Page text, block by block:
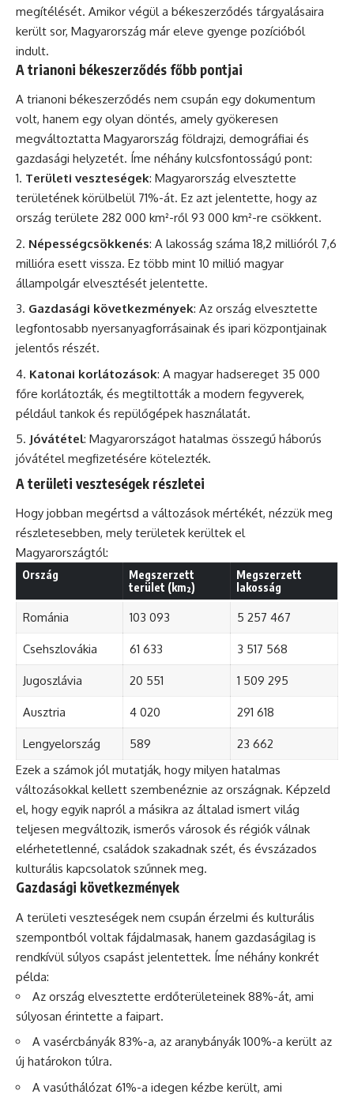
megítélését. Amikor végül a békeszerződés tárgyalásaira
került sor, Magyarország már eleve gyenge pozícióból
indult.
A trianoni békeszerződés főbb pontjai
A trianoni békeszerződés nem csupán egy dokumentum
volt, hanem egy olyan döntés, amely gyökeresen
megváltoztatta Magyarország földrajzi, demográfiai és
gazdasági helyzetét. Íme néhány kulcsfontosságú pont:
Területi veszteségek: Magyarország elvesztette
területének körülbelül 71%-át. Ez azt jelentette, hogy az
ország területe 282 000 km²-ről 93 000 km²-re csökkent.
Népességcsökkenés: A lakosság száma 18,2 millióról 7,6
millióra esett vissza. Ez több mint 10 millió magyar
állampolgár elvesztését jelentette.
Gazdasági következmények: Az ország elvesztette
legfontosabb nyersanyagforrásainak és ipari központjainak
jelentős részét.
Katonai korlátozások: A magyar hadsereget 35 000
főre korlátozták, és megtiltották a modern fegyverek,
például tankok és repülőgépek használatát.
Jóvátétel: Magyarországot hatalmas összegű háborús
jóvátétel megfizetésére kötelezték.
A területi veszteségek részletei
Hogy jobban megértsd a változások mértékét, nézzük meg
részletesebben, mely területek kerültek el
Magyarországtól:
Ország
Megszerzett
terület (km²)
Megszerzett
lakosság
Románia 103 093 5 257 467
Csehszlovákia 61 633 3 517 568
Jugoszlávia 20 551 1 509 295
Ausztria 4 020 291 618
Lengyelország 589
23 662
Ezek a számok jól mutatják, hogy milyen hatalmas
változásokkal kellett szembenéznie az országnak. Képzeld
el, hogy egyik napról a másikra az általad ismert világ
teljesen megváltozik, ismerős városok és régiók válnak
elérhetetlenné, családok szakadnak szét, és évszázados
kulturális kapcsolatok szűnnek meg.
Gazdasági következmények
A területi veszteségek nem csupán érzelmi és kulturális
szempontból voltak fájdalmasak, hanem gazdaságilag is
rendkívül súlyos csapást jelentettek. Íme néhány konkrét
példa:
Az ország elvesztette erdőterületeinek 88%-át, ami
súlyosan érintette a faipart.
A vasércbányák 83%-a, az aranybányák 100%-a került az
új határokon túlra.
A vasúthálózat 61%-a idegen kézbe került, ami